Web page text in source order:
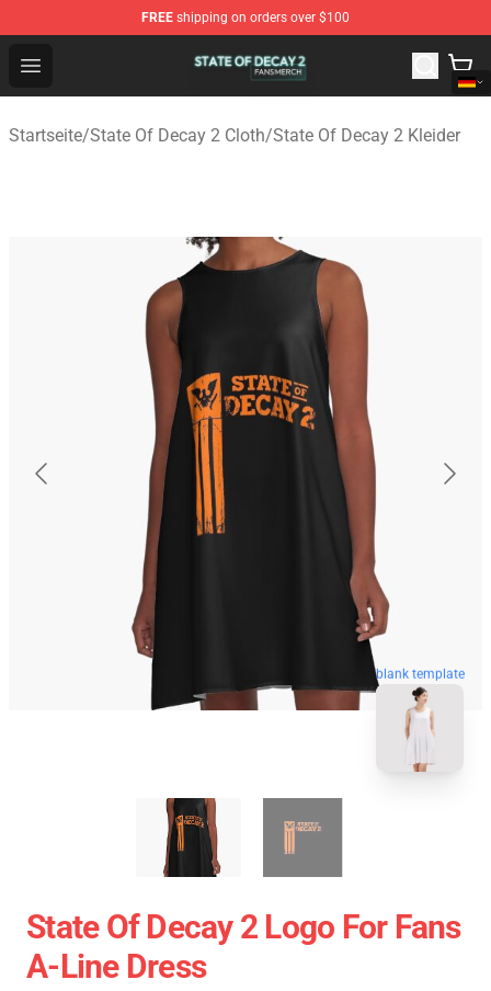
FREE shipping on orders over $100
Open menu
State Of Decay 2 Shop - Official State Of Decay 2
Startseite/State Of Decay 2 Cloth/State Of Decay 2 Kleider
blank template
State Of Decay 2 Logo For Fans
A-Line Dress